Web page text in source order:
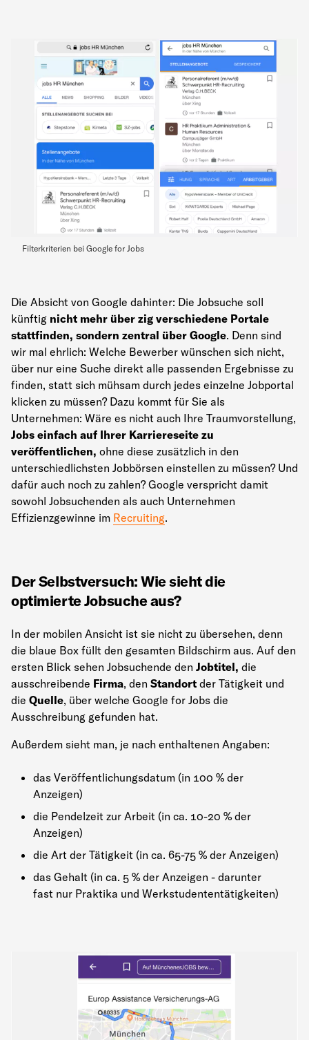
Filterkriterien bei Google for Jobs
Die Absicht von Google dahinter: Die Jobsuche soll
künftig nicht mehr über zig verschiedene Portale
stattfinden, sondern zentral über Google. Denn sind
wir mal ehrlich: Welche Bewerber wünschen sich nicht,
über nur eine Suche direkt alle passenden Ergebnisse zu
finden, statt sich mühsam durch jedes einzelne Jobportal
klicken zu müssen? Dazu kommt für Sie als
Unternehmen: Wäre es nicht auch Ihre Traumvorstellung,
Jobs einfach auf Ihrer Karriereseite zu
veröffentlichen, ohne diese zusätzlich in den
unterschiedlichsten Jobbörsen einstellen zu müssen? Und
dafür auch noch zu zahlen? Google verspricht damit
sowohl Jobsuchenden als auch Unternehmen
Effizienzgewinne im Recruiting.
Der Selbstversuch: Wie sieht die
optimierte Jobsuche aus?
In der mobilen Ansicht ist sie nicht zu übersehen, denn
die blaue Box füllt den gesamten Bildschirm aus. Auf den
ersten Blick sehen Jobsuchende den Jobtitel, die
ausschreibende Firma, den Standort der Tätigkeit und
die Quelle, über welche Google for Jobs die
Ausschreibung gefunden hat.
Außerdem sieht man, je nach enthaltenen Angaben:
das Veröffentlichungsdatum (in 100 % der
Anzeigen)
die Pendelzeit zur Arbeit (in ca. 10-20 % der
Anzeigen)
die Art der Tätigkeit (in ca. 65-75 % der Anzeigen)
das Gehalt (in ca. 5 % der Anzeigen - darunter
fast nur Praktika und Werkstudententätigkeiten)